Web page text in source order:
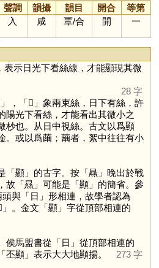
聲調 韻攝 韻目 開合
等第
入 咸 覃/合 開 一
表示日光下看絲線，才能顯現其微
28 字
」，「𢆶 」象兩束絲，日下有絲，許
陽光下看絲，才能看出其微小之
杪也。从日中視絲。古文以爲顯
。或以爲繭；繭者，絮中往往有小
「顯」的古字。按「㬎 」晚出於戰
故「㬎 」可能是「顯」的簡省。參
頭與「日 」形相連，故學者認為
」。金文「顯」字從頂部相連的
侯馬盟書從「日 」從頂部相連的
丕顯」表示大大地顯揚。 273 字